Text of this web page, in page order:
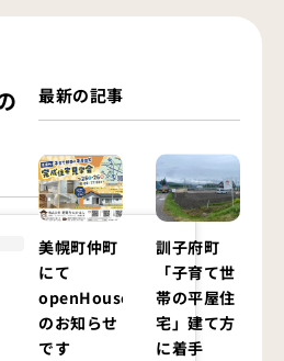
最新の記事
美幌町仲町
にて
openHouse
のお知らせ
です
訓子府町
「子育て世
帯の平屋住
宅」建て方
に着手